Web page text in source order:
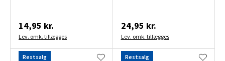
14,95 kr.
Lev. omk. tillægges
24,95 kr.
Lev. omk. tillægges
Restsalg Restsalg